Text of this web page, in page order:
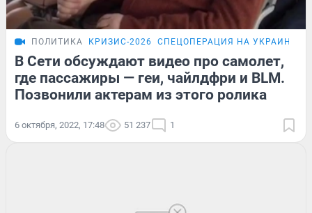
ПОЛИТИКА КРИЗИС-2026 СПЕЦОПЕРАЦИЯ НА УКРАИНЕ
В Сети обсуждают видео про самолет,
где пассажиры — геи, чайлдфри и BLM.
Позвонили актерам из этого ролика
6 октября, 2022, 17:48 51 237 1